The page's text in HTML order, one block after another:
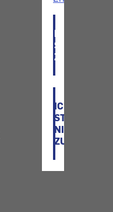
ICH
STIMME
ZU
ICH
STIMME
NICHT
ZU